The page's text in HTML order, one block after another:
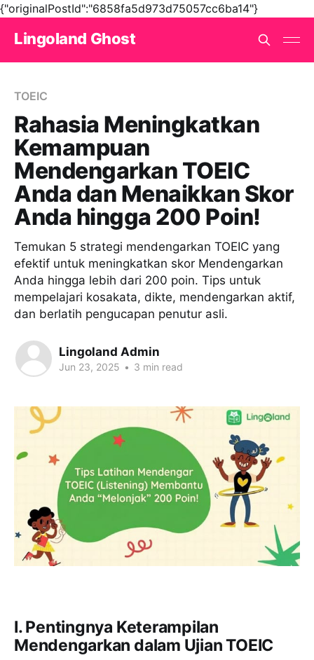
{"originalPostId":"6858fa5d973d75057cc6ba14"}
Lingoland Ghost
TOEIC
Rahasia Meningkatkan
Kemampuan
Mendengarkan TOEIC
Anda dan Menaikkan Skor
Anda hingga 200 Poin!
Temukan 5 strategi mendengarkan TOEIC yang
efektif untuk meningkatkan skor Mendengarkan
Anda hingga lebih dari 200 poin. Tips untuk
mempelajari kosakata, dikte, mendengarkan aktif,
dan berlatih pengucapan penutur asli.
Lingoland Admin
Jun 23, 2025 • 3 min read
I. Pentingnya Keterampilan
Mendengarkan dalam Ujian TOEIC